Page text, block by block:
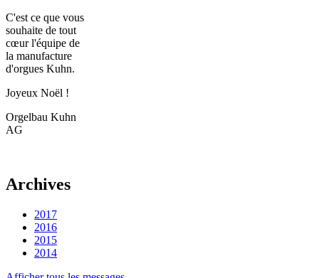
C'est ce que vous
souhaite de tout
cœur l'équipe de
la manufacture
d'orgues Kuhn.
Joyeux Noël !
Orgelbau Kuhn
AG
Archives
2017
2016
2015
2014